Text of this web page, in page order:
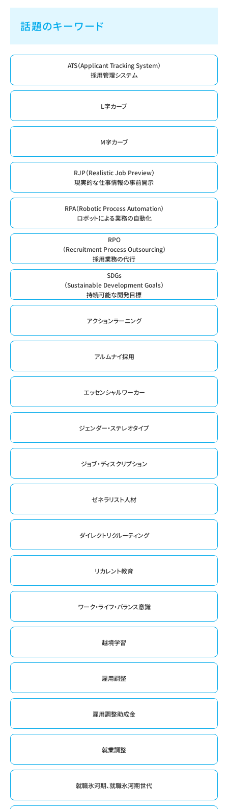
話題のキーワード
ATS（Applicant Tracking System）
採用管理システム
L字カーブ
M字カーブ
RJP（Realistic Job Preview）
現実的な仕事情報の事前開示
RPA（Robotic Process Automation）
ロボットによる業務の自動化
RPO
（Recruitment Process Outsourcing）
採用業務の代行
SDGs
（Sustainable Development Goals）
持続可能な開発目標
アクションラーニング
アルムナイ採用
エッセンシャルワーカー
ジェンダー・ステレオタイプ
ジョブ・ディスクリプション
ゼネラリスト人材
ダイレクトリクルーティング
リカレント教育
ワーク・ライフ・バランス意識
越境学習
雇用調整
雇用調整助成金
就業調整
就職氷河期、就職氷河期世代